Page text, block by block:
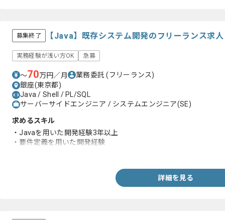
募集終了 【Java】既存システム開発のフリーランス求
実務経験が浅い方OK 急募
〜70万円／月 業務委託(フリーランス)
銀座(東京都)
Java / Shell / PL/SQL
サーバーサイドエンジニア / システムエンジニア(SE)
求めるスキル
・Javaを用いた開発経験3年以上
・要件定義を用いた開発経験
詳細を見る